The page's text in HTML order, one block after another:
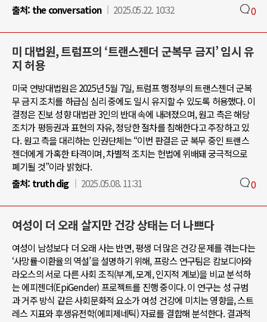
출처: the conversation 2025.05.22. 10:32 0
미 대법원, 트럼프의 ‘트랜스젠더 군복무 금지’ 임시 유
지 허용
미국 연방대법원은 2025년 5월 7일, 트럼프 행정부의 트랜스젠더 군복
무 금지 조치를 하급심 심리 중에도 일시 유지할 수 있도록 허용했다. 이
결정은 진보 성향 대법관 3인의 반대 속에 내려졌으며, 원고 측은 해당
조치가 평등권과 표현의 자유, 정당한 절차를 침해한다고 주장하고 있
다. 원고 측을 대리하는 인권단체는 “이번 판결은 군 복무 중인 트랜스
젠더에게 가혹한 타격이며, 차별적 조치는 헌법에 위배돼 궁극적으로
폐기될 것”이라 밝혔다.
출처: truth dig 2025.05.08. 11:31 0
여성이 더 오래 살지만 건강 상태는 더 나쁘다
여성이 남성보다 더 오래 사는 반면, 평생 더 많은 건강 문제를 겪는다는
‘사망률-이환율의 역설’을 설명하기 위해, 프랑스 연구팀은 캄보디아와
라오스의 서로 다른 사회 조직(부계, 모계, 인지적 계보)을 비교 분석하
는 에피젠더(EpiGender) 프로젝트를 진행 중이다. 이 연구는 성 규범
과 거주 방식 같은 사회문화적 요소가 여성 건강에 미치는 영향을, 스트
레스 지표와 후생유전학(에피제네틱) 자료를 결합해 분석한다. 결과적